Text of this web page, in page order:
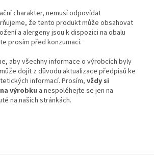
charakter, nemusí odpovídat
že tento produkt může obsahovat
a alergeny jsou k dispozici na obalu
prosím před konzumací.
aby všechny informace o výrobcích byly
dojít z důvodu aktualizace předpisů ke
informací. Prosím, vždy si
výrobku a nespoléhejte se jen na
na našich stránkách.